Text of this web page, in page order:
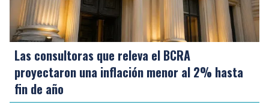
Las consultoras que releva el BCRA
proyectaron una inflación menor al 2% hasta
fin de año